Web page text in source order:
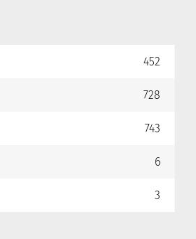
452
728
743
6
3